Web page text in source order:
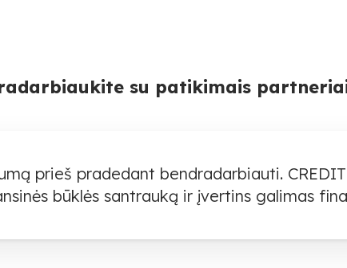
su patikimais
prieš pradedant bendradarbiauti.
būklės santrauką ir įvertins galimas